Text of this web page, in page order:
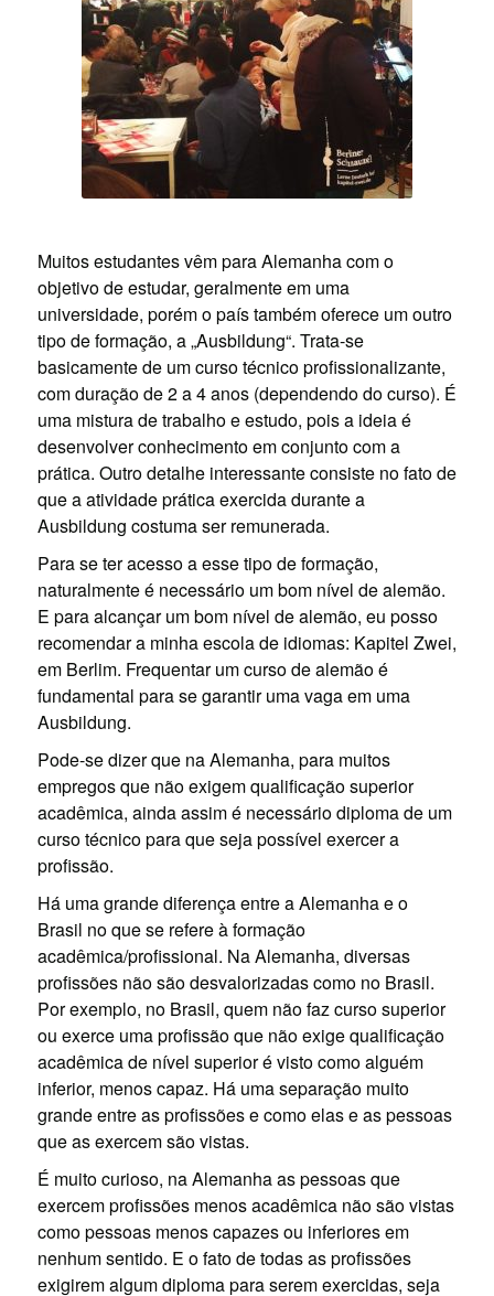
Muitos estudantes vêm para Alemanha com o
objetivo de estudar, geralmente em uma
universidade, porém o país também oferece um outro
tipo de formação, a „Ausbildung“. Trata-se
basicamente de um curso técnico profissionalizante,
com duração de 2 a 4 anos (dependendo do curso). É
uma mistura de trabalho e estudo, pois a ideia é
desenvolver conhecimento em conjunto com a
prática. Outro detalhe interessante consiste no fato de
que a atividade prática exercida durante a
Ausbildung costuma ser remunerada.
Para se ter acesso a esse tipo de formação,
naturalmente é necessário um bom nível de alemão.
E para alcançar um bom nível de alemão, eu posso
recomendar a minha escola de idiomas: Kapitel Zwei,
em Berlim. Frequentar um curso de alemão é
fundamental para se garantir uma vaga em uma
Ausbildung.
Pode-se dizer que na Alemanha, para muitos
empregos que não exigem qualificação superior
acadêmica, ainda assim é necessário diploma de um
curso técnico para que seja possível exercer a
profissão.
Há uma grande diferença entre a Alemanha e o
Brasil no que se refere à formação
acadêmica/profissional. Na Alemanha, diversas
profissões não são desvalorizadas como no Brasil.
Por exemplo, no Brasil, quem não faz curso superior
ou exerce uma profissão que não exige qualificação
acadêmica de nível superior é visto como alguém
inferior, menos capaz. Há uma separação muito
grande entre as profissões e como elas e as pessoas
que as exercem são vistas.
É muito curioso, na Alemanha as pessoas que
exercem profissões menos acadêmica não são vistas
como pessoas menos capazes ou inferiores em
nenhum sentido. E o fato de todas as profissões
exigirem algum diploma para serem exercidas, seja